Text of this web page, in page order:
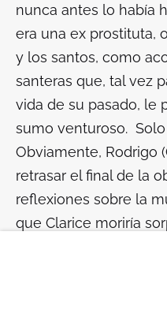
nunca antes lo había
era una ex prostituta,
y los santos, como
santeras que, tal vez
vida de su pasado, le
sumo venturoso.
Obviamente, Rodrigo
retrasar el final de la
reflexiones sobre la
que Clarice moriría